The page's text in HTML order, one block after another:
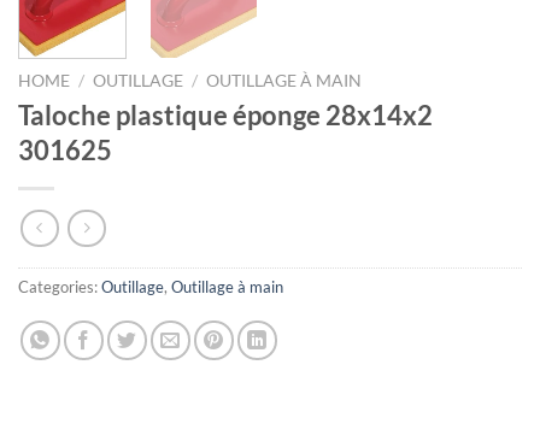
HOME / OUTILLAGE / OUTILLAGE À MAIN
Taloche plastique éponge 28x14x2
301625
Categories:Outillage, Outillage à main